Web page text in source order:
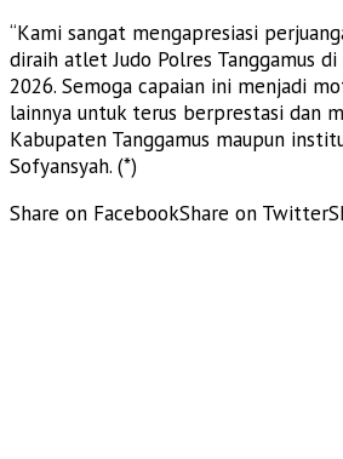
“Kami sangat mengapresiasi
diraih atlet Judo Polres Tanggamus
2026. Semoga capaian ini menjadi
lainnya untuk terus berprestasi dan
Kabupaten Tanggamus maupun
Sofyansyah. (*)
Share on FacebookShare on Twitter